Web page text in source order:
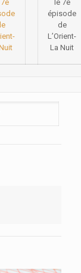
le 7e
épisode
de
L’Orient-
La Nuit